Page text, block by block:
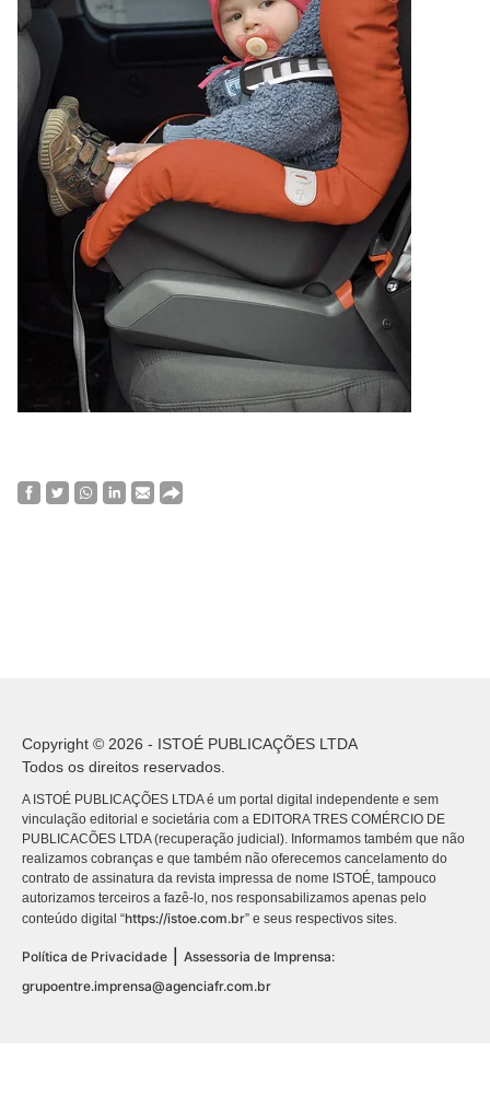
Copyright © 2026 - ISTOÉ PUBLICAÇÕES LTDA
Todos os direitos reservados.
A ISTOÉ PUBLICAÇÕES LTDA é um portal digital independente e sem
vinculação editorial e societária com a EDITORA TRES COMÉRCIO DE
PUBLICACÕES LTDA (recuperação judicial). Informamos também que não
realizamos cobranças e que também não oferecemos cancelamento do
contrato de assinatura da revista impressa de nome ISTOÉ, tampouco
autorizamos terceiros a fazê-lo, nos responsabilizamos apenas pelo
conteúdo digital “https://istoe.com.br” e seus respectivos sites.
Política de Privacidade | Assessoria de Imprensa:
grupoentre.imprensa@agenciafr.com.br